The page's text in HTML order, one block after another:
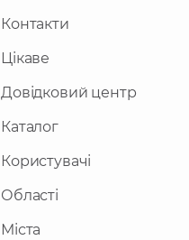
Контакти
Цікаве
Довідковий центр
Каталог
Користувачі
Області
Міста